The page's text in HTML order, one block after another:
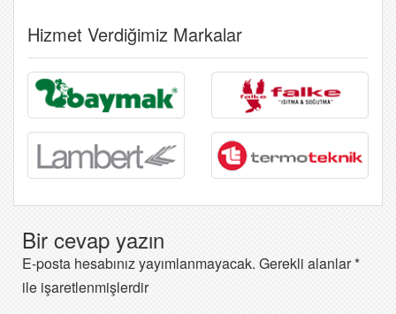
Hizmet Verdiğimiz Markalar
Bir cevap yazın
E-posta hesabınız yayımlanmayacak. Gerekli alanlar*
ile işaretlenmişlerdir